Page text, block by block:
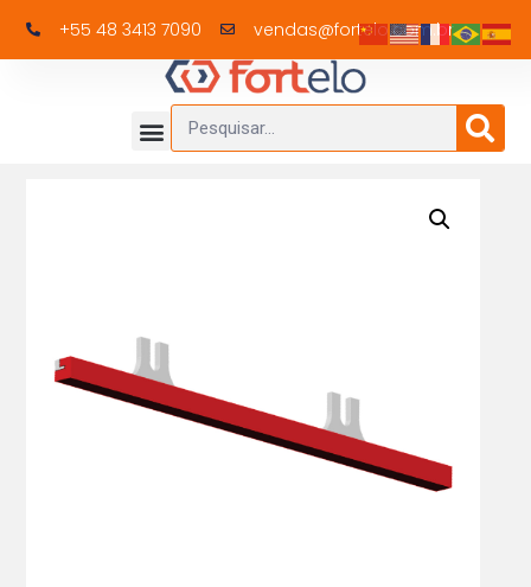
+55 48 3413 7090 vendas@fortelo.com.br